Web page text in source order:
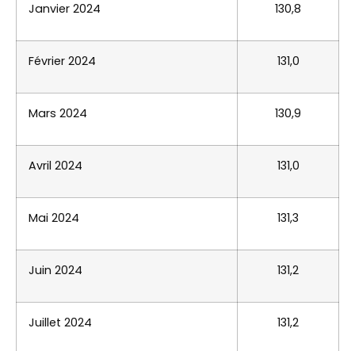
Janvier 2024 130,8
Février 2024 131,0
Mars 2024 130,9
Avril 2024 131,0
Mai 2024 131,3
Juin 2024 131,2
Juillet 2024 131,2